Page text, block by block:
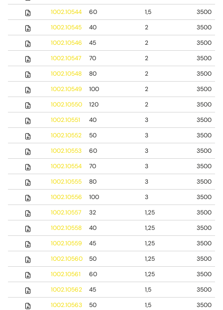
1002.10544
60 1,5
3500
1002.10545
40 2
3500
1002.10546
45 2
3500
1002.10547
70 2
3500
1002.10548
80 2
3500
1002.10549
100 2
3500
1002.10550
120 2
3500
1002.10551
40 3
3500
1002.10552
50 3
3500
1002.10553
60 3
3500
1002.10554
70 3
3500
1002.10555
80 3
3500
1002.10556
100 3
3500
1002.10557
32 1,25
3500
1002.10558
40 1,25
3500
1002.10559
45 1,25
3500
1002.10560
50 1,25
3500
1002.10561
60 1,25
3500
1002.10562
45 1,5
3500
1002.10563
50 1,5
3500